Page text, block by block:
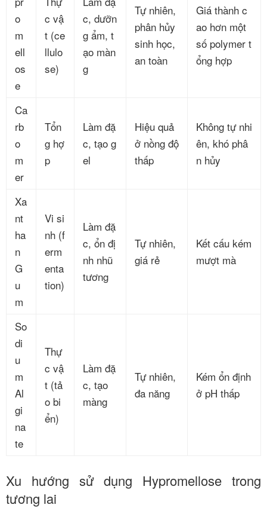
o
m
ell
os
e
c vậ
t (ce
llulo
se)
c, dưỡn
g ẩm, t
ạo màn
g
Tự nhiên,
phân hủy
sinh học,
an toàn
Giá thành c
ao hơn một
số polymer t
ổng hợp
Ca
rb
o
m
er
Tổn
g hợ
p
Làm đặ
c, tạo g
el
Hiệu quả
ở nồng độ
thấp
Không tự nhi
ên, khó phâ
n hủy
Xa
nt
ha
n
G
u
m
Vi si
nh (f
erm
enta
tion)
Làm đặ
c, ổn đị
nh nhũ
tương
Tự nhiên,
giá rẻ
Kết cấu kém
mượt mà
So
di
u
m
Al
gi
na
te
Thự
c vậ
t (tả
o bi
ển)
Làm đặ
c, tạo
màng
Tự nhiên,
đa năng
Kém ổn định
ở pH thấp
Xu hướng sử dụng Hypromellose trong
tương lai